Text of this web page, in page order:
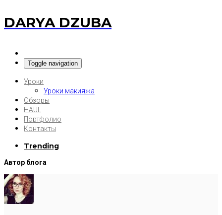
DARYA DZUBA
Toggle navigation
Уроки
Уроки макияжа
Обзоры
HAUL
Портфолио
Контакты
Trending
Автор блога